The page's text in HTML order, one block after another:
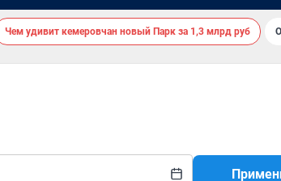
Чем удивит кемеровчан новый Парк за 1,3 млрд руб